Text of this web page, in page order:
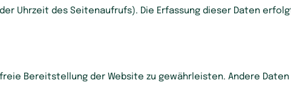
Uhrzeit des Seitenaufrufs). Die Erfassung dieser Daten
Bereitstellung der Website zu gewährleisten. Andere Daten